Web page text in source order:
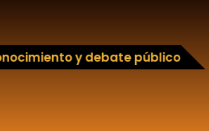
y debate público